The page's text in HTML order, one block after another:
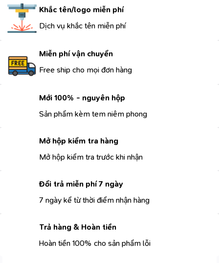
Khắc tên/logo miễn phí
Dịch vụ khắc tên miễn phí
Miễn phí vận chuyển
Free ship cho mọi đơn hàng
Mới 100% - nguyên hộp
Sản phẩm kèm tem niêm phong
Mở hộp kiểm tra hàng
Mở hộp kiểm tra trước khi nhận
Đổi trả miễn phí 7 ngày
7 ngày kể từ thời điểm nhận hàng
Trả hàng & Hoàn tiền
Hoàn tiền 100% cho sản phẩm lỗi